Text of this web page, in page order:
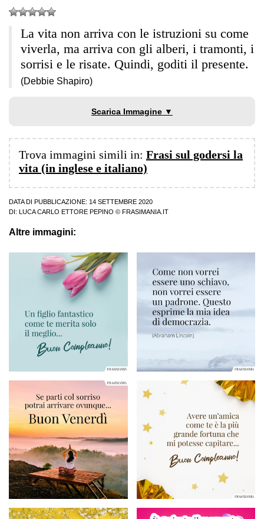
La vita non arriva con le istruzioni su come
viverla, ma arriva con gli alberi, i tramonti, i
sorrisi e le risate. Quindi, goditi il presente.
(Debbie Shapiro)
Scarica Immagine ▼
Trova immagini simili in: Frasi sul godersi la
vita (in inglese e italiano)
DATA DI PUBBLICAZIONE: 14 SETTEMBRE 2020
DI:
LUCA CARLO ETTORE PEPINO © FRASIMANIA.IT
Altre immagini: